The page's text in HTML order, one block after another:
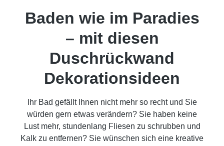
Baden wie im Paradies
– mit diesen
Duschrückwand
Dekorationsideen
Ihr Bad gefällt Ihnen nicht mehr so recht und Sie
würden gern etwas verändern? Sie haben keine
Lust mehr, stundenlang Fliesen zu schrubben und
Kalk zu entfernen? Sie wünschen sich eine kreative